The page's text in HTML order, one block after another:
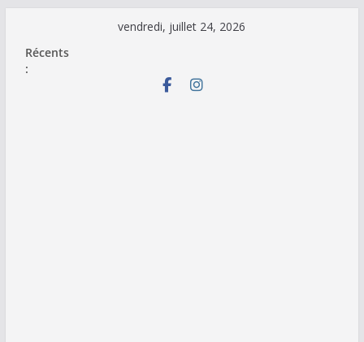
contenu
vendredi, juillet 24, 2026
Récents
: